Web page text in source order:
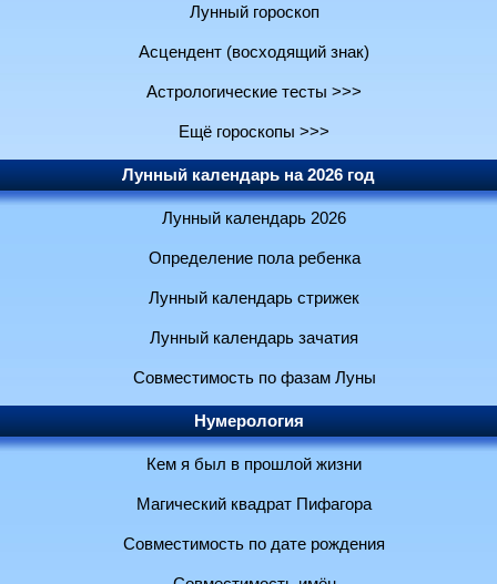
Лунный гороскоп
Асцендент (восходящий знак)
Астрологические тесты >>>
Ещё гороскопы >>>
Лунный календарь на 2026 год
Лунный календарь 2026
Определение пола ребенка
Лунный календарь стрижек
Лунный календарь зачатия
Совместимость по фазам Луны
Нумерология
Кем я был в прошлой жизни
Магический квадрат Пифагора
Совместимость по дате рождения